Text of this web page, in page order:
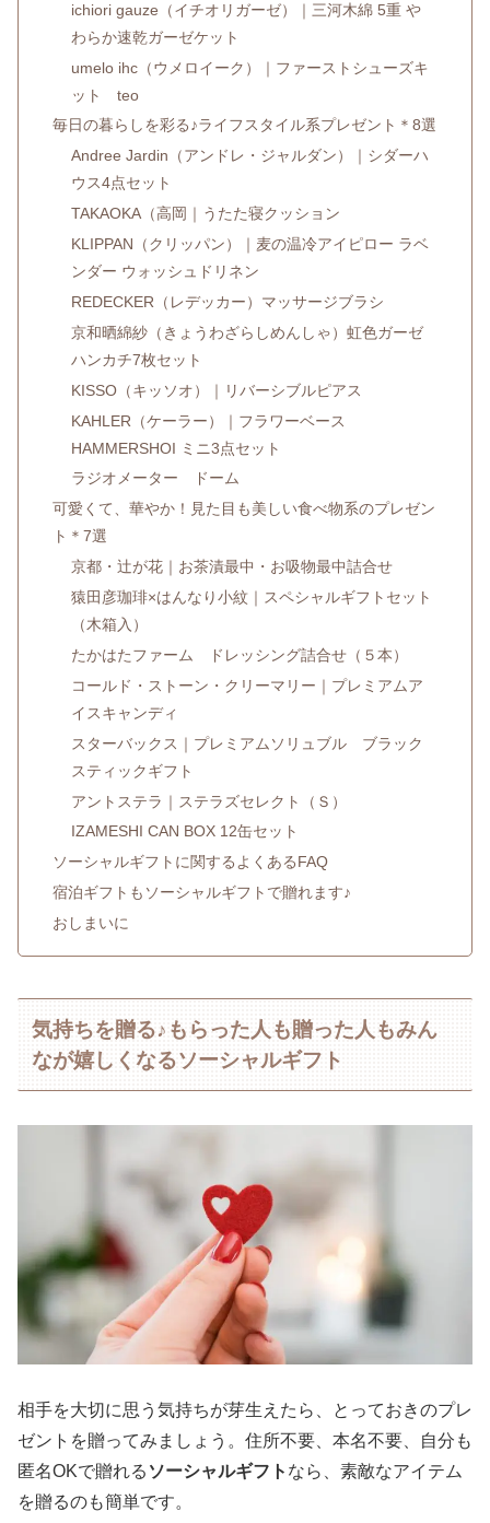
ichiori gauze（イチオリガーゼ）｜三河木綿 5重 や
わらか速乾ガーゼケット
umelo ihc（ウメロイーク）｜ファーストシューズキ
ット teo
毎日の暮らしを彩る♪ライフスタイル系プレゼント＊8選
Andree Jardin（アンドレ・ジャルダン）｜シダーハ
ウス4点セット
TAKAOKA（高岡｜うたた寝クッション
KLIPPAN（クリッパン）｜麦の温冷アイピロー ラベ
ンダー ウォッシュドリネン
REDECKER（レデッカー）マッサージブラシ
京和晒綿紗（きょうわざらしめんしゃ）虹色ガーゼ
ハンカチ7枚セット
KISSO（キッソオ）｜リバーシブルピアス
KAHLER（ケーラー）｜フラワーベース
HAMMERSHOI ミニ3点セット
ラジオメーター ドーム
可愛くて、華やか！見た目も美しい食べ物系のプレゼン
ト＊7選
京都・辻が花｜お茶漬最中・お吸物最中詰合せ
猿田彦珈琲×はんなり小紋｜スペシャルギフトセット
（木箱入）
たかはたファーム ドレッシング詰合せ（５本）
コールド・ストーン・クリーマリー｜プレミアムア
イスキャンディ
スターバックス｜プレミアムソリュブル ブラック
スティックギフト
アントステラ｜ステラズセレクト（Ｓ）
IZAMESHI CAN BOX 12缶セット
ソーシャルギフトに関するよくあるFAQ
宿泊ギフトもソーシャルギフトで贈れます♪
おしまいに
気持ちを贈る♪もらった人も贈った人もみん
なが嬉しくなるソーシャルギフト
相手を大切に思う気持ちが芽生えたら、とっておきのプレ
ゼントを贈ってみましょう。住所不要、本名不要、自分も
匿名OKで贈れる ソーシャルギフト なら、素敵なアイテム
を贈るのも簡単です。